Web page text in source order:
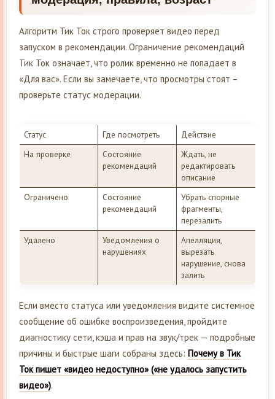
Алгоритм Тик Ток строго проверяет видео перед
запуском в рекомендации. Ограничение рекомендаций
Тик Ток означает, что ролик временно не попадает в
«Для вас». Если вы замечаете, что просмотры стоят –
проверьте статус модерации.
Статус Где посмотреть
Действие
На проверке
Состояние
рекомендаций
Ждать, не
редактировать
описание
Ограничено
Состояние
рекомендаций
Убрать спорные
фрагменты,
перезалить
Удалено
Уведомления о
нарушениях
Апелляция,
вырезать
нарушение, снова
залить
Если вместо статуса или уведомления видите системное
сообщение об ошибке воспроизведения, пройдите
диагностику сети, кэша и прав на звук/трек — подробные
причины и быстрые шаги собраны здесь: Почему в Тик
Ток пишет «видео недоступно» («не удалось запустить
видео»).